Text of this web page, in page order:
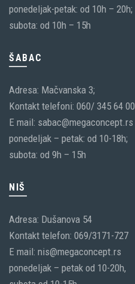
ponedeljak-petak: od 10h – 20h;
subota: od 10h – 15h
ŠABAC
Adresa: Mačvanska 3;
Kontakt telefoni: 060/ 345 64 00
E mail: sabac@megaconcept.rs
ponedeljak – petak: od 10-18h;
subota: od 9h – 15h
NIŠ
Adresa: Dušanova 54
Kontakt telefon: 069/3171-727
E mail: nis@megaconcept.rs
ponedeljak – petak od 10-20h,